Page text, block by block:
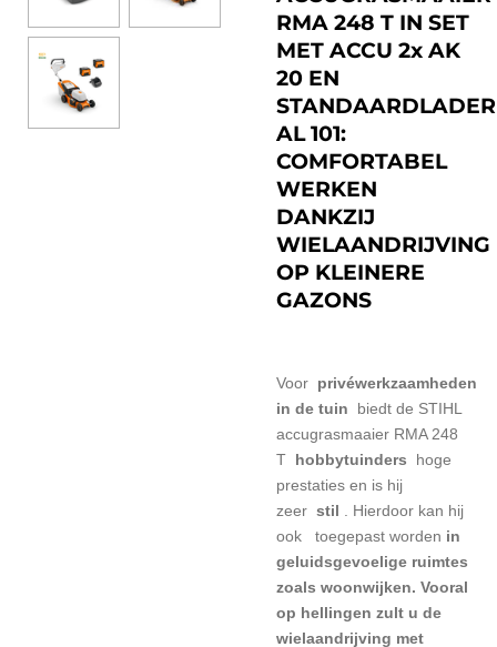
RMA 248 T IN SET
MET ACCU 2x AK
20 EN
STANDAARDLADER
AL 101:
COMFORTABEL
WERKEN
DANKZIJ
WIELAANDRIJVING
OP KLEINERE
GAZONS
Voor privéwerkzaamheden
in de tuin
biedt de STIHL
accugrasmaaier RMA 248
T hobbytuinders
hoge
prestaties en is hij
zeer stil
Hierdoor kan hij
ook
toegepast worden in
geluidsgevoelige ruimtes
zoals woonwijken. Vooral
op hellingen zult u de
wielaandrijving met